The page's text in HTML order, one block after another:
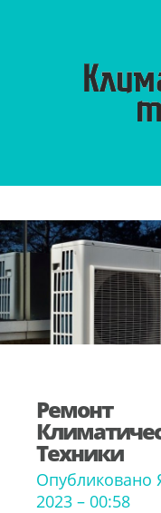
Ремонт
Техники
Опубликовано
2023 – 00:58